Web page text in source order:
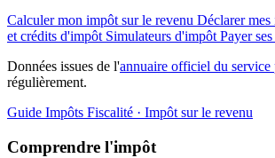
Calculer mon impôt sur le revenu Déclarer mes
et crédits d'impôt Simulateurs d'impôt Payer
Données issues de l'annuaire officiel du service
régulièrement.
Guide Impôts Fiscalité · Impôt sur le revenu
Comprendre l'impôt